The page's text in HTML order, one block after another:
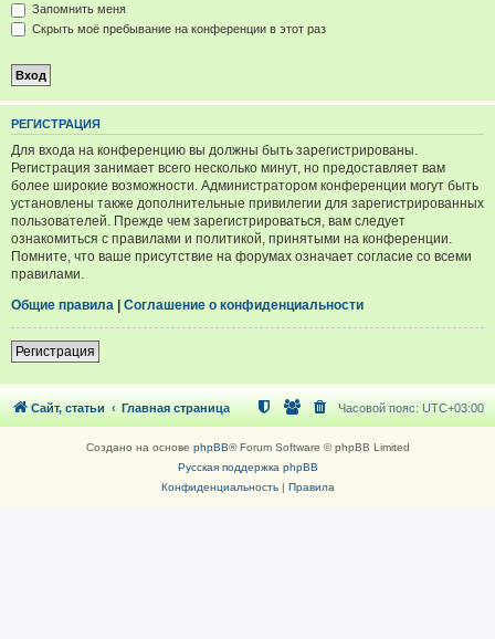
Запомнить меня
Скрыть моё пребывание на конференции в этот раз
РЕГИСТРАЦИЯ
Для входа на конференцию вы должны быть зарегистрированы.
Регистрация занимает всего несколько минут, но предоставляет вам
более широкие возможности. Администратором конференции могут быть
установлены также дополнительные привилегии для зарегистрированных
пользователей. Прежде чем зарегистрироваться, вам следует
ознакомиться с правилами и политикой, принятыми на конференции.
Помните, что ваше присутствие на форумах означает согласие со всеми
правилами.
Общие правила | Соглашение о конфиденциальности
Регистрация
Сайт, статьи Главная страница Часовой пояс: UTC+03:00
Создано на основе phpBB® Forum Software © phpBB Limited
Русская поддержка phpBB
Конфиденциальность| Правила